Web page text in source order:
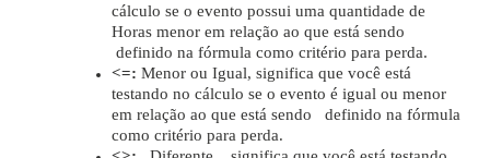
cálculo se o evento possui uma quantidade de
Horas menor em relação ao que está sendo
definido na fórmula como critério para perda.
<=:Menor ou Igual, significa que você está
testando no cálculo se o evento é igual ou menor
em relação ao que está sendo definido na fórmula
como critério para perda.